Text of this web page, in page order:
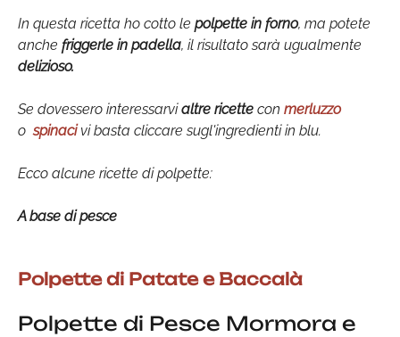
In questa ricetta ho cotto le polpette in forno, ma potete
anche friggerle in padella, il risultato sarà ugualmente
delizioso.
Se dovessero interessarvialtre ricette con merluzzo
o spinacivi basta cliccare sugl'ingredienti in blu.
Ecco alcune ricette di polpette:
A base di pesce
Polpette di Patate e Baccalà
Polpette di Pesce Mormora e